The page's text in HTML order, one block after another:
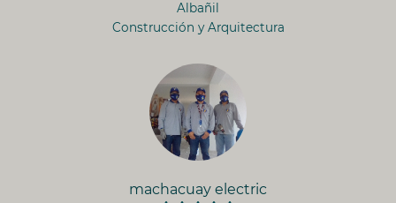
Albañil
Construcción y Arquitectura
machacuay electric